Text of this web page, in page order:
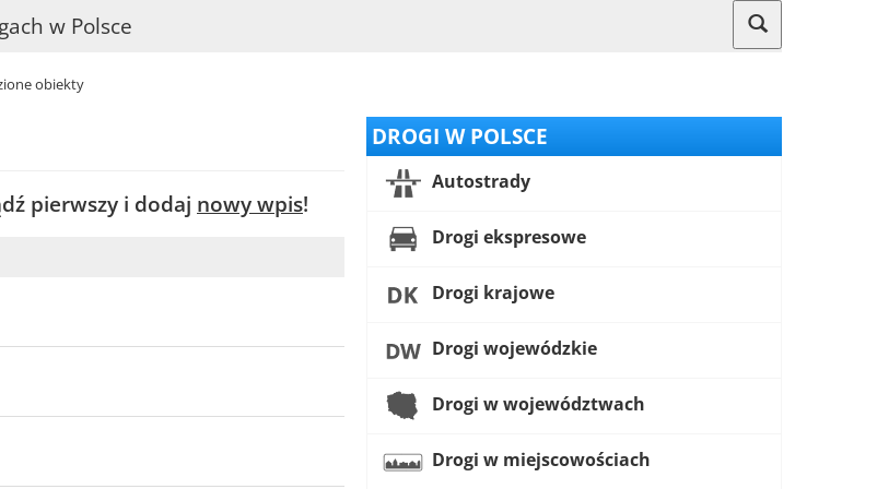
w Polsce
obiekty
pierwszy i dodaj nowy wpis!
DROGI W POLSCE
Autostrady
Drogi ekspresowe
Drogi krajowe
Drogi wojewódzkie
Drogi w województwach
Drogi w miejscowościach